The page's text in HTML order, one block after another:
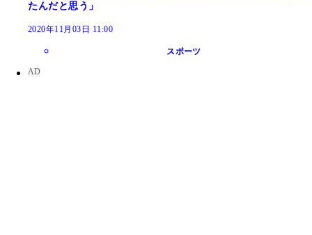
たんだと思う」
2020年11月03日 11:00
スポーツ